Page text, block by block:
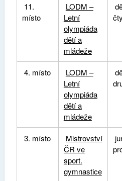
11.
místo
LODM –
Letní
olympiáda
dětí a
mládeže
4. místo
LODM –
Letní
olympiáda
dětí a
mládeže
3. místo
Mistrovství
ČR ve
sport.
gymnastice